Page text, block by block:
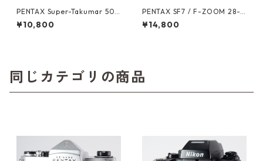
PENTAX Super-Takumar 50
mm F1.4 M42 整備済 ペンタ
ックス 人気オールドレンズ (6
¥10,800
PENTAX SF7 / F-ZOOM 28-8
0mm F3.5-4.5 ペンタックス
(61605)
¥14,800
同じカテゴリの商品